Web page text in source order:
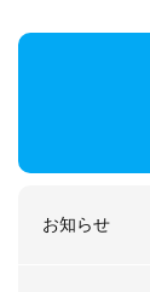
お知らせ